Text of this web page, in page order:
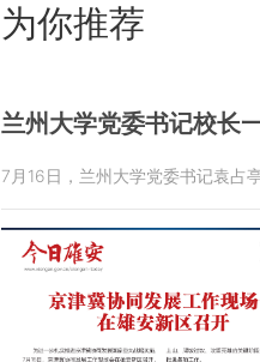
为你推荐
兰州大学党委书记校长
7月16日，兰州大学党委书记袁占